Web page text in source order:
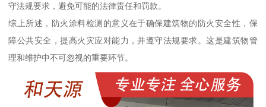
守法规要求，避免可能的法律责任和罚款。
综上所述，防火涂料检测的意义在于确保建筑物的防火安全性，保
障公共安全，提高火灾应对能力，并遵守法规要求。这是建筑物管
理和维护中不可忽视的重要环节。